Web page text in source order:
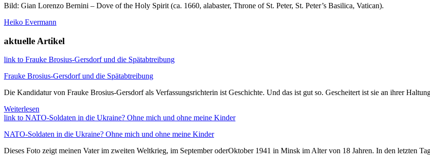
Bild: Gian Lorenzo Bernini – Dove of the Holy Spirit (ca. 1660, alabaster, Throne of St. Peter, St. Peter’s Basilica, Vatican).
Heiko Evermann
aktuelle Artikel
link to Frauke Brosius-Gersdorf und die Spätabtreibung
Frauke Brosius-Gersdorf und die Spätabtreibung
Die Kandidatur von Frauke Brosius-Gersdorf als Verfassungsrichterin ist Geschichte. Und das ist gut so. Gescheitert ist sie an ihrer
Weiterlesen
link to NATO-Soldaten in die Ukraine? Ohne mich und ohne meine Kinder
NATO-Soldaten in die Ukraine? Ohne mich und ohne meine Kinder
Dieses Foto zeigt meinen Vater im zweiten Weltkrieg, im September oderOktober 1941 in Minsk im Alter von 18 Jahren. In den letzten